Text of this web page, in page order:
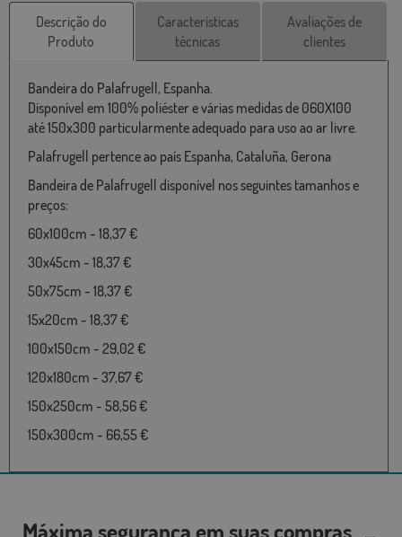
Descrição do
Produto
Características
técnicas
Avaliações de
clientes
Bandeira do Palafrugell, Espanha.
Disponível em 100% poliéster e várias medidas de 060X100
até 150x300 particularmente adequado para uso ao ar livre.
Palafrugell pertence ao país Espanha, Cataluña, Gerona
Bandeira de Palafrugell disponível nos seguintes tamanhos e
preços:
60x100cm - 18,37 €
30x45cm - 18,37 €
50x75cm - 18,37 €
15x20cm - 18,37 €
100x150cm - 29,02 €
120x180cm - 37,67 €
150x250cm - 58,56 €
150x300cm - 66,55 €
Máxima segurança em suas compras